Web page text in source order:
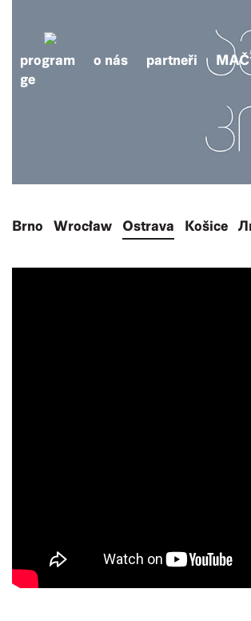
program o nás partneři MAČ
ge
Brno Wrocław Ostrava Košice